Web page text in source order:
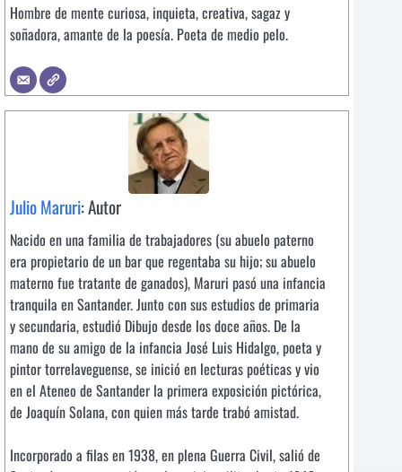
Hombre de mente curiosa, inquieta, creativa, sagaz y
soñadora, amante de la poesía. Poeta de medio pelo.
Julio Maruri: Autor
Nacido en una familia de trabajadores (su abuelo paterno
era propietario de un bar que regentaba su hijo; su abuelo
materno fue tratante de ganados), Maruri pasó una infancia
tranquila en Santander. Junto con sus estudios de primaria
y secundaria, estudió Dibujo desde los doce años. De la
mano de su amigo de la infancia José Luis Hidalgo, poeta y
pintor torrelaveguense, se inició en lecturas poéticas y vio
en el Ateneo de Santander la primera exposición pictórica,
de Joaquín Solana, con quien más tarde trabó amistad.
Incorporado a filas en 1938, en plena Guerra Civil, salió de